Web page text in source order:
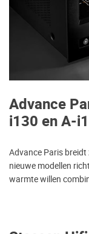
Advance
i130 en A-
Advance Paris
nieuwe modellen
warmte willen